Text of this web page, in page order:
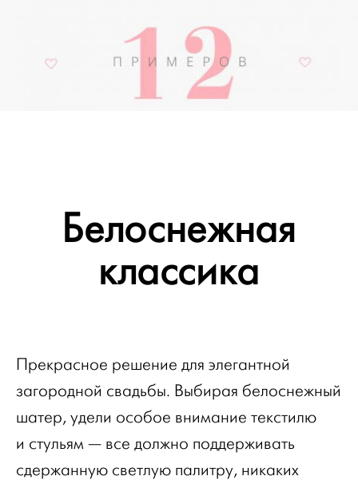
Белоснежная
классика
Прекрасное решение для элегантной
загородной свадьбы. Выбирая белоснежный
шатер, удели особое внимание текстилю
и стульям — все должно поддерживать
сдержанную светлую палитру, никаких